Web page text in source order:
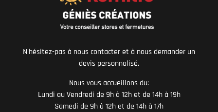
N'hésitez-pas à nous contacter et à nous demander un
devis personnalisé.
Nous vous accueillons du:
Lundi au Vendredi de 9h à 12h et de 14h à 19h
Samedi de 9h à 12h et de 14h à 17h